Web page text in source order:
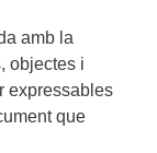
amb la
objectes i
expressables
que